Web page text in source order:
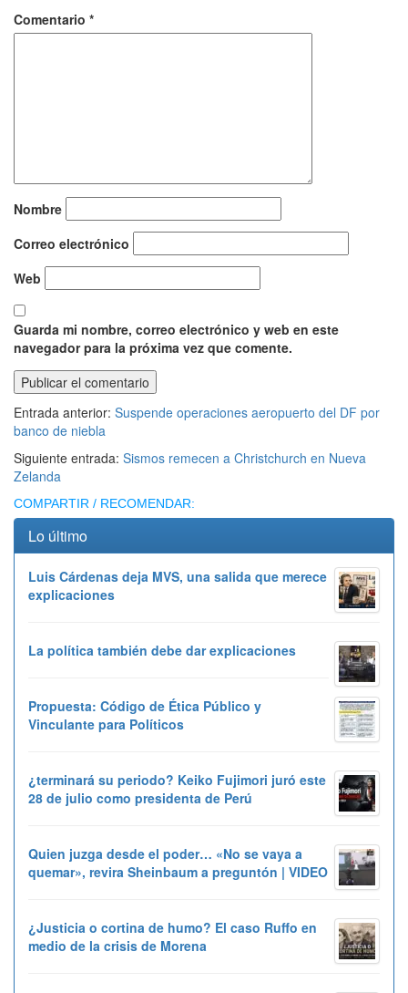
Comentario *
Nombre
Correo electrónico
Web
Guarda mi nombre, correo electrónico y web en este
navegador para la próxima vez que comente.
Entrada anterior: Suspende operaciones aeropuerto del DF por
banco de niebla
Siguiente entrada: Sismos remecen a Christchurch en Nueva
Zelanda
COMPARTIR / RECOMENDAR:
Lo último
Luis Cárdenas deja MVS, una salida que merece
explicaciones
La política también debe dar explicaciones
Propuesta: Código de Ética Público y
Vinculante para Políticos
¿terminará su periodo? Keiko Fujimori juró este
28 de julio como presidenta de Perú
Quien juzga desde el poder… «No se vaya a
quemar», revira Sheinbaum a preguntón | VIDEO
¿Justicia o cortina de humo? El caso Ruffo en
medio de la crisis de Morena